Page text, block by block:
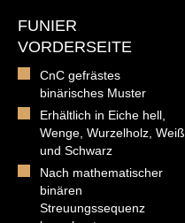
FUNIER
VORDERSEITE
CnC gefrästes
binärisches Muster
Erhältlich in Eiche hell,
Wenge, Wurzelholz, Weiß
und Schwarz
Nach mathematischer
binären
Streuungssequenz